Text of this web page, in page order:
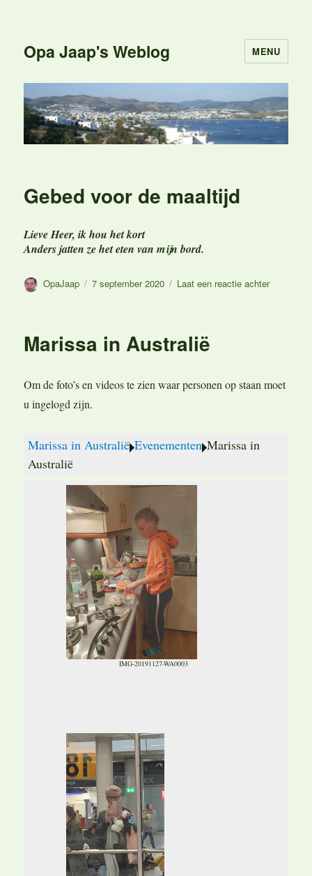
Opa Jaap's Weblog MENU
Gebed voor de maaltijd
Lieve Heer, ik hou het kort
Anders jatten ze het eten van mijn bord.
Auteur
OpaJaap
Geplaatst
7 september 2020 Laat een reactie achterop
Marissa in Australië
Om de foto’s en videos te zien waar personen op staan moet
u ingelogd zijn.
Marissa in Australië Evenementen Marissa in
Australië
IMG-20191127-WA0003